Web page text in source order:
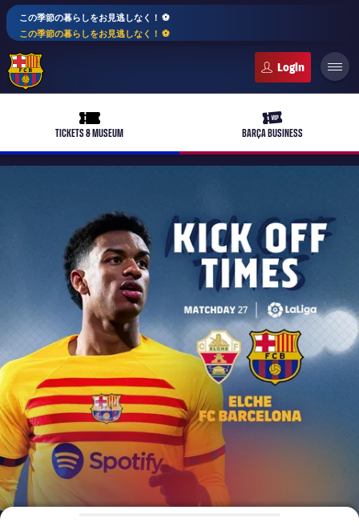
この季節の暮らしをお見逃しなく！ ⚽️
この季節の暮らしをお見逃しなく！ ⚽️
ticket-full
TICKETS & MUSEUM
ticket-vip
BARÇA BUSINESS
plusicon
label.aria.plus
バルサアカデミー
plusicon
label.aria.plus
10年毎
会長
レジェンド
監督
plusicon
label.aria.plus
プレスパス
PLUSICON
LABEL.ARIA.PLUS
トップチーム
女子サッカー
plusicon
label.aria.plus
スケジュール
チケット
結果
順位表
バルサAtlètic
plusicon
label.aria.plus
スケジュール
チケット
結果
順位表
PLUSICON
LABEL.ARIA.PLUS
トップチーム
plusicon
label.aria.plus
スケジュール
チケット
PLUSICON
LABEL.ARIA.PLUS
トップチーム